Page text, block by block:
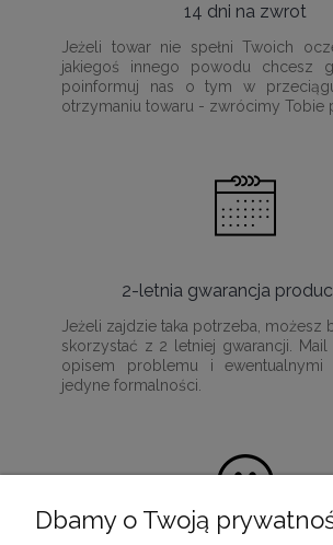
14 dni na zwrot
Jeżeli towar nie spełni Twoich
jakiegoś innego powodu chcesz
poinformuj nas o tym w
otrzymaniu towaru - zwrócimy Tobie
2-letnia gwarancja
Jeżeli zajdzie taka potrzeba, możesz
skorzystać z 2 letniej gwarancji. Mail
opisem problemu i ewentualnymi
jedyne formalności.
Dbamy o Twoją